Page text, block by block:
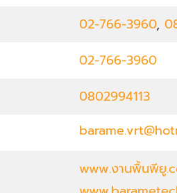
02-766-3960,
02-766-3960
0802994113
www.งานพื้นพียู